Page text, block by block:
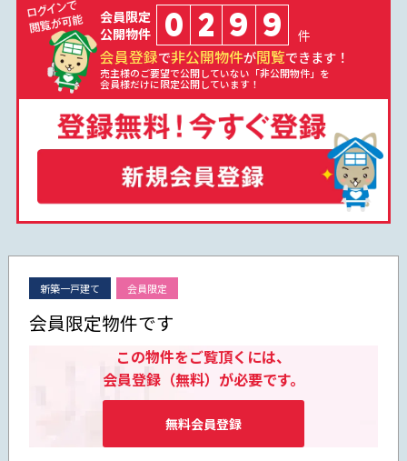
会員限定
公開物件
0 2 9 9 件
会員登録で非公開物件が閲覧できます！
売主様のご要望で公開していない「非公開物件」を
会員様だけに限定公開しています！
新築一戸建て 会員限定
会員限定物件です
この物件をご覧頂くには、
会員登録（無料）が必要です。
無料会員登録